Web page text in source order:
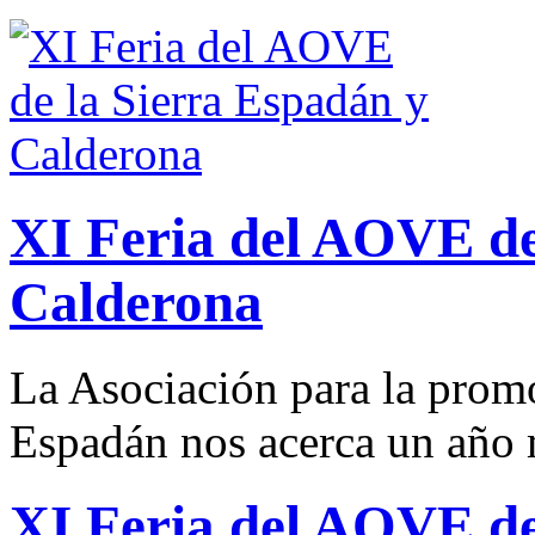
XI Feria del AOVE
Calderona
La Asociación para la
Espadán nos acerca un año